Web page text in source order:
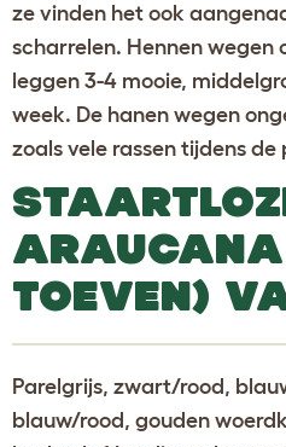
ze vinden het ook
scharrelen. Hennen wegen
leggen 3-4 mooie,
week. De hanen wegen
zoals vele rassen tijdens
TOEVEN)
Parelgrijs, zwart/rood,
blauw/rood, gouden